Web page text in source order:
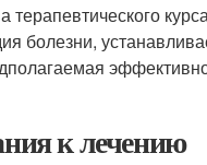
терапевтического
болезни,
к лечению